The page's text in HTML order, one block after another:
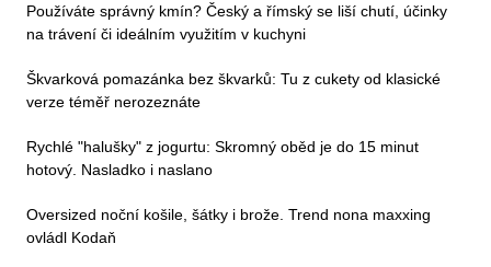
Používáte správný kmín? Český a římský se liší chutí, účinky
na trávení či ideálním využitím v kuchyni
Škvarková pomazánka bez škvarků: Tu z cukety od klasické
verze téměř nerozeznáte
Rychlé "halušky" z jogurtu: Skromný oběd je do 15 minut
hotový. Nasladko i naslano
Oversized noční košile, šátky i brože. Trend nona maxxing
ovládl Kodaň